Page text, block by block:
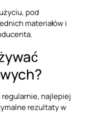
pod
materiałów i
najlepiej
rezultaty w